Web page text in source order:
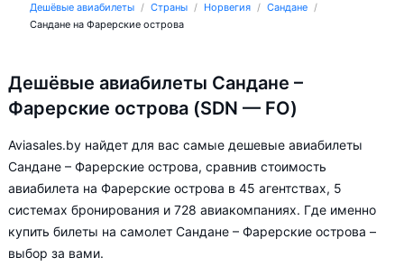
Дешёвые авиабилеты Страны Норвегия
Сандане
Сандане на Фарерские острова
Дешёвые авиабилеты Сандане –
Фарерские острова (SDN — FO)
Aviasales.by найдет для вас самые дешевые авиабилеты
Сандане – Фарерские острова, сравнив стоимость
авиабилета на Фарерские острова в 45 агентствах, 5
системах бронирования и 728 авиакомпаниях. Где именно
купить билеты на самолет Сандане – Фарерские острова –
выбор за вами.